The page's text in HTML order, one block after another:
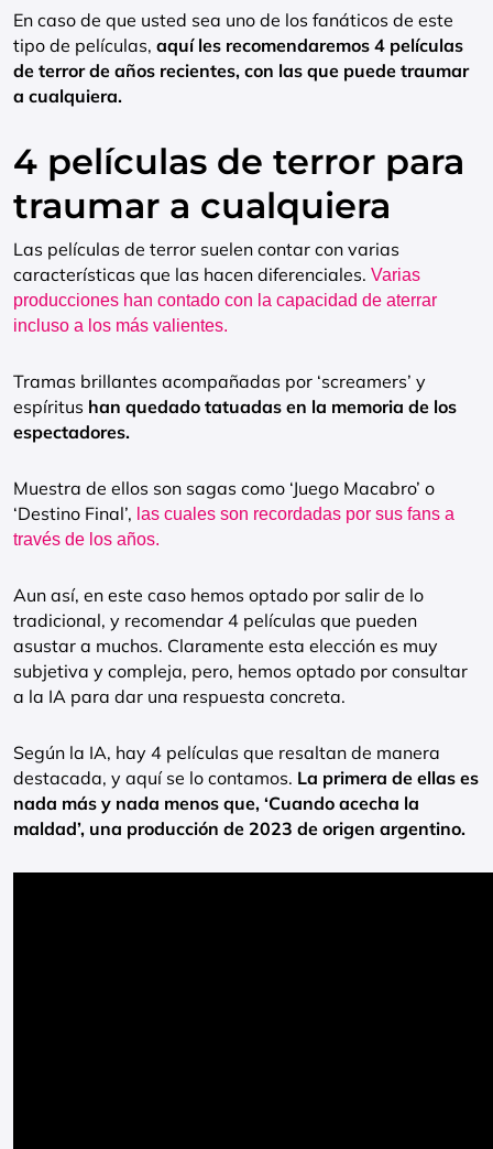
En caso de que usted sea uno de los fanáticos de este
tipo de películas, aquí les recomendaremos 4 películas
de terror de años recientes, con las que puede traumar
a cualquiera.
4 películas de terror para
traumar a cualquiera
Las películas de terror suelen contar con varias
características que las hacen diferenciales. Varias
producciones han contado con la capacidad de aterrar
incluso a los más valientes.
Tramas brillantes acompañadas por ‘screamers’ y
espíritus han quedado tatuadas en la memoria de los
espectadores.
Muestra de ellos son sagas como ‘Juego Macabro’ o
‘Destino Final’, las cuales son recordadas por sus fans a
través de los años.
Aun así, en este caso hemos optado por salir de lo
tradicional, y recomendar 4 películas que pueden
asustar a muchos. Claramente esta elección es muy
subjetiva y compleja, pero, hemos optado por consultar
a la IA para dar una respuesta concreta.
Según la IA, hay 4 películas que resaltan de manera
destacada, y aquí se lo contamos. La primera de ellas es
nada más y nada menos que, ‘Cuando acecha la
maldad’, una producción de 2023 de origen argentino.